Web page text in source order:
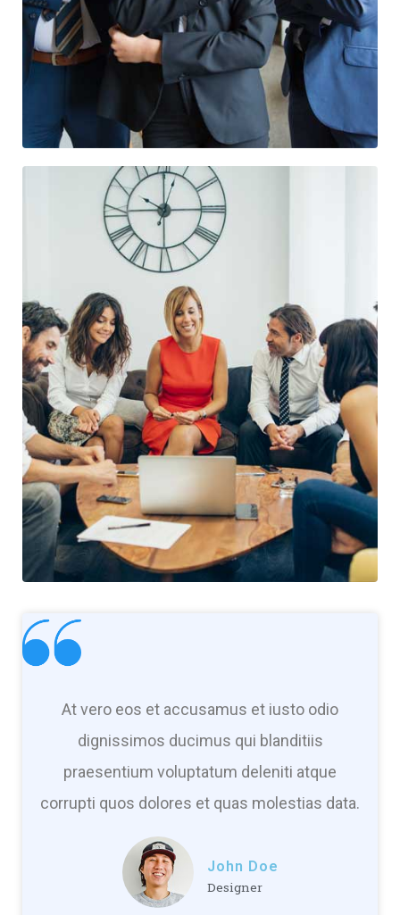
At vero eos et accusamus et iusto odio
dignissimos ducimus qui blanditiis
praesentium voluptatum deleniti atque
corrupti quos dolores et quas molestias data.
John Doe
Designer